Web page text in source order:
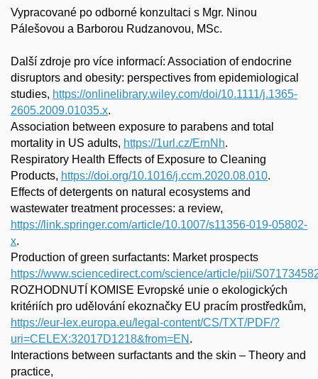
Vypracované po odborné konzultaci s Mgr. Ninou
Pálešovou a Barborou Rudzanovou, MSc.
Další zdroje pro více informací: Association of endocrine
disruptors and obesity: perspectives from epidemiological
studies, https://onlinelibrary.wiley.com/doi/10.1111/j.1365-
2605.2009.01035.x.
Association between exposure to parabens and total
mortality in US adults, https://1url.cz/ErnNh.
Respiratory Health Effects of Exposure to Cleaning
Products, https://doi.org/10.1016/j.ccm.2020.08.010.
Effects of detergents on natural ecosystems and
wastewater treatment processes: a review,
https://link.springer.com/article/10.1007/s11356-019-05802-
x.
Production of green surfactants: Market prospects
https://www.sciencedirect.com/science/article/pii/
ROZHODNUTÍ KOMISE Evropské unie o ekologických
kritériích pro udělování ekoznačky EU pracím prostředkům,
https://eur-lex.europa.eu/legal-content/CS/TXT/PDF/?
uri=CELEX:32017D1218&from=EN .
Interactions between surfactants and the skin – Theory and
practice,